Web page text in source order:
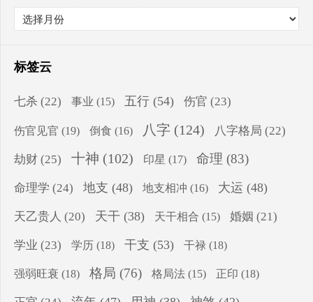
标签云
七杀 (22) 事业 (15) 五行 (54) 伤官 (23)
伤官见官 (19) 倒食 (16) 八字 (124) 八字格局 (22)
劫财 (25) 十神 (102) 印星 (17) 命理 (83)
命理学 (24) 地支 (48) 地支相冲 (16) 大运 (48)
天乙贵人 (20) 天干 (38) 天干相合 (15) 婚姻 (21)
学业 (23) 学历 (18) 干支 (53) 干禄 (18)
强弱旺衰 (18) 格局 (76) 格局法 (15) 正印 (18)